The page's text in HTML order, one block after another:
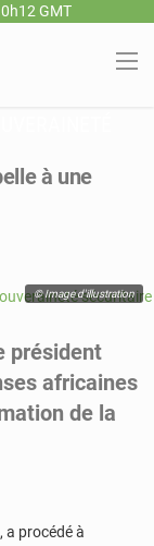
GMT
à une
© Image d'illustration
président
africaines
de la
, a procédé à